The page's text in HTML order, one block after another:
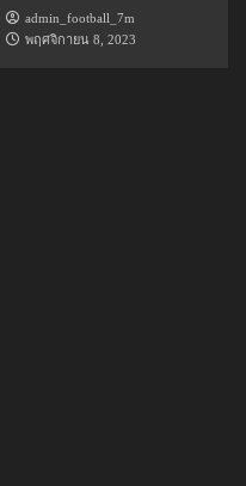
admin_football_7m
พฤศจิกายน 8, 2023